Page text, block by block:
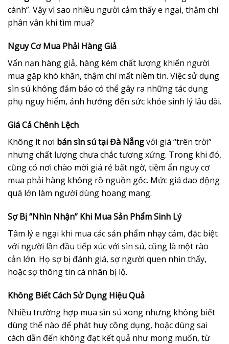
cánh”. Vậy vì sao nhiều người cảm thấy e ngại, thậm chí
phân vân khi tìm mua?
Nguy Cơ Mua Phải Hàng Giả
Vấn nạn hàng giả, hàng kém chất lượng khiến người
mua gặp khó khăn, thậm chí mất niềm tin. Việc sử dụng
sìn sú không đảm bảo có thể gây ra những tác dụng
phụ nguy hiểm, ảnh hưởng đến sức khỏe sinh lý lâu dài.
Giá Cả Chênh Lệch
Không ít nơi bán sìn sú tại Đà Nẵngvới giá “trên trời”
nhưng chất lượng chưa chắc tương xứng. Trong khi đó,
cũng có nơi chào mời giá rẻ bất ngờ, tiềm ẩn nguy cơ
mua phải hàng không rõ nguồn gốc. Mức giá dao động
quá lớn làm người dùng hoang mang.
Sợ Bị “Nhìn Nhận” Khi Mua Sản Phẩm Sinh Lý
Tâm lý e ngại khi mua các sản phẩm nhạy cảm, đặc biệt
với người lần đầu tiếp xúc với sìn sú, cũng là một rào
cản lớn. Họ sợ bị đánh giá, sợ người quen nhìn thấy,
hoặc sợ thông tin cá nhân bị lộ.
Không Biết Cách Sử Dụng Hiệu Quả
Nhiều trường hợp mua sìn sú xong nhưng không biết
dùng thế nào để phát huy công dụng, hoặc dùng sai
cách dẫn đến không đạt kết quả như mong muốn, từ